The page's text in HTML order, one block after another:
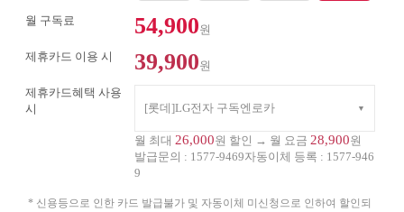
월 구독료 54,900원
제휴카드 이용 시
39,900원
제휴카드혜택 사용
시
[롯데]LG전자 구독엔로카
월 최대 26,000원 할인 → 월 요금 28,900원
발급문의 : 1577-9469자동이체 등록 : 1577-946
9
* 신용등으로 인한 카드 발급불가 및 자동이체 미신청으로 인하여 할인되